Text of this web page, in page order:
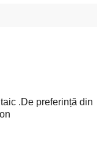
.De preferință din